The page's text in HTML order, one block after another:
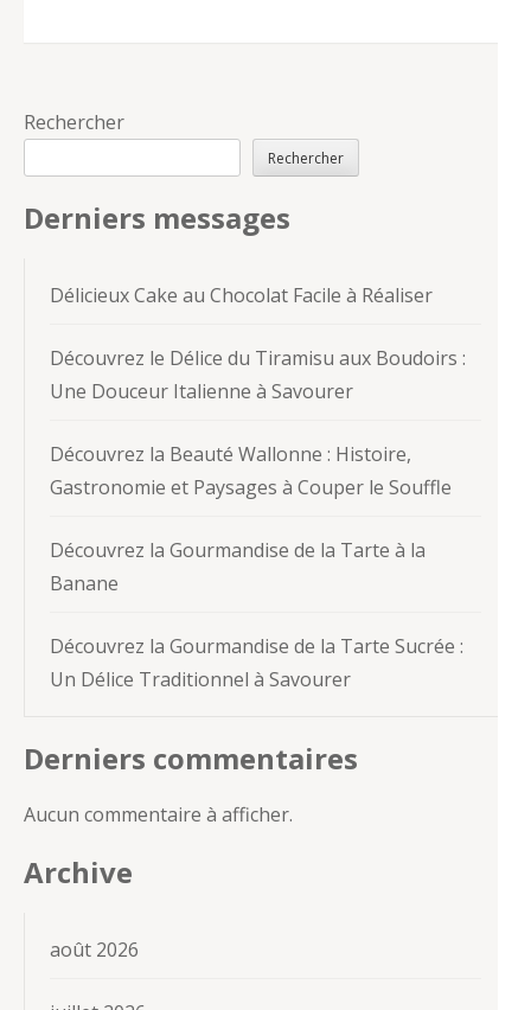
Rechercher
Rechercher
Derniers messages
Délicieux Cake au Chocolat Facile à Réaliser
Découvrez le Délice du Tiramisu aux Boudoirs :
Une Douceur Italienne à Savourer
Découvrez la Beauté Wallonne : Histoire,
Gastronomie et Paysages à Couper le Souffle
Découvrez la Gourmandise de la Tarte à la
Banane
Découvrez la Gourmandise de la Tarte Sucrée :
Un Délice Traditionnel à Savourer
Derniers commentaires
Aucun commentaire à afficher.
Archive
août 2026